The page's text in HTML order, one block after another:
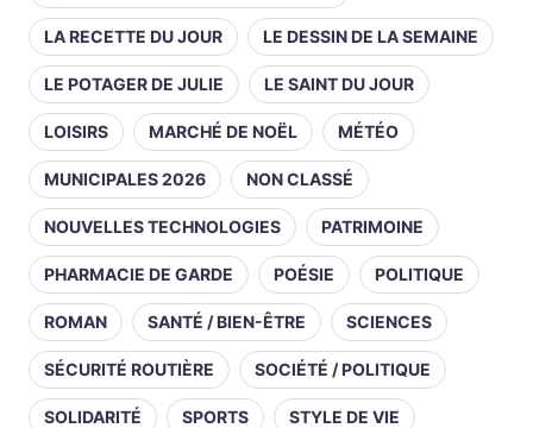
LA RECETTE DU JOUR LE DESSIN DE LA SEMAINE
LE POTAGER DE JULIE LE SAINT DU JOUR
LOISIRS MARCHÉ DE NOËL MÉTÉO
MUNICIPALES 2026 NON CLASSÉ
NOUVELLES TECHNOLOGIES PATRIMOINE
PHARMACIE DE GARDE POÉSIE POLITIQUE
ROMAN SANTÉ / BIEN-ÊTRE SCIENCES
SÉCURITÉ ROUTIÈRE SOCIÉTÉ / POLITIQUE
SOLIDARITÉ SPORTS STYLE DE VIE